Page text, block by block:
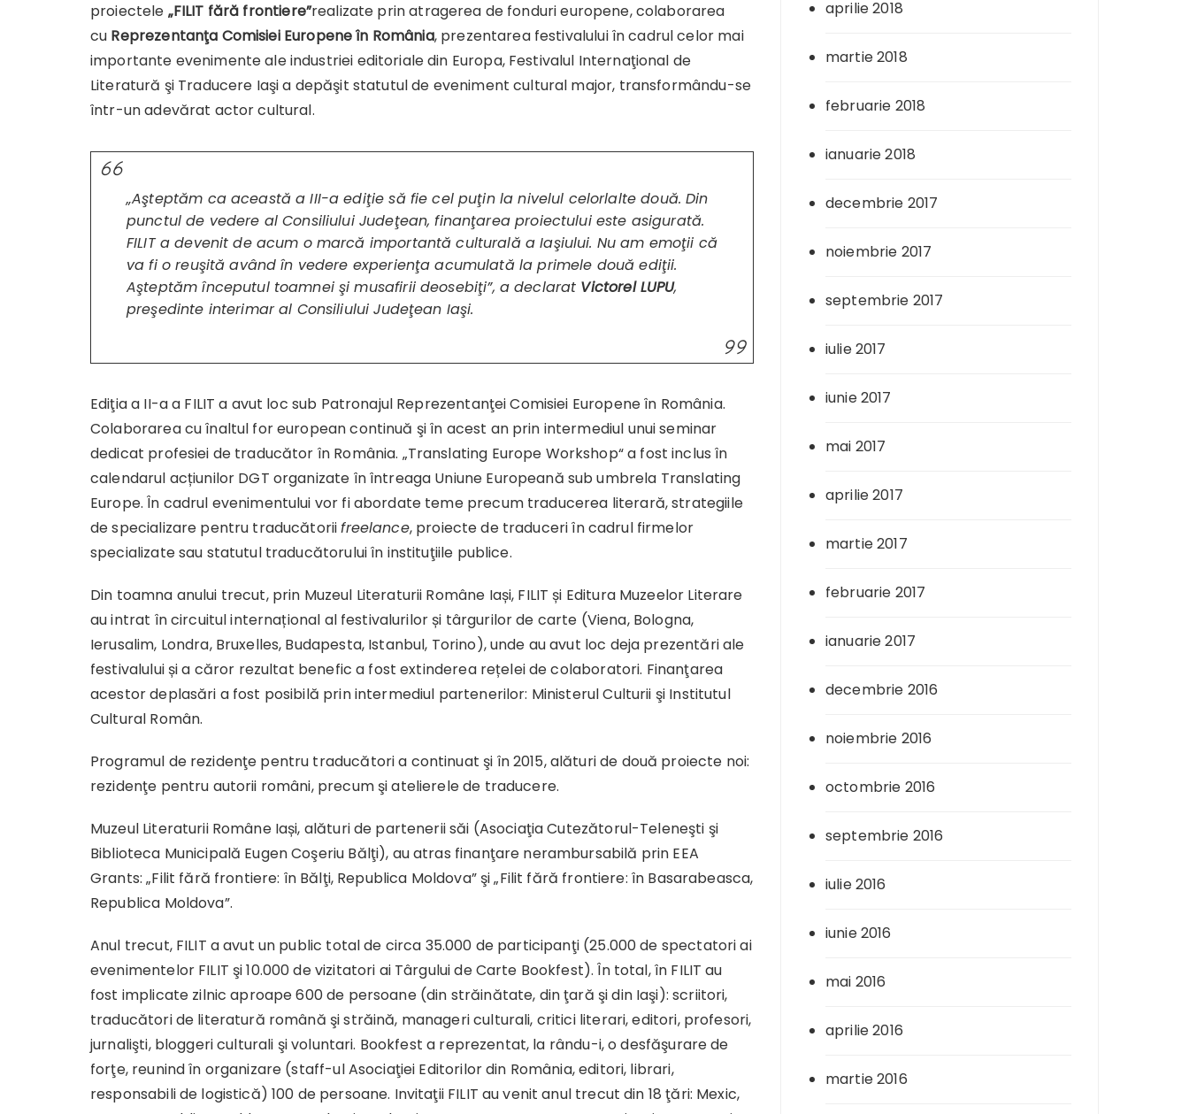
proiectele „FILIT fără frontiere”realizate prin atragerea de fonduri europene, colaborarea
cu Reprezentanţa Comisiei Europene în România, prezentarea festivalului în cadrul celor mai
importante evenimente ale industriei editoriale din Europa, Festivalul Internaţional de
Literatură şi Traducere Iaşi a depăşit statutul de eveniment cultural major, transformându-se
într-un adevărat actor cultural.
„Aşteptăm ca această a III-a ediţie să fie cel puţin la nivelul celorlalte două. Din
punctul de vedere al Consiliului Judeţean, finanţarea proiectului este asigurată.
FILIT a devenit de acum o marcă importantă culturală a Iaşiului. Nu am emoţii că
va fi o reuşită având în vedere experienţa acumulată la primele două ediţii.
Aşteptăm începutul toamnei şi musafirii deosebiţi”, a declarat Victorel LUPU,
preşedinte interimar al Consiliului Judeţean Iaşi.
Ediţia a II-a a FILIT a avut loc sub Patronajul Reprezentanţei Comisiei Europene în România.
Colaborarea cu înaltul for european continuă şi în acest an prin intermediul unui seminar
dedicat profesiei de traducător în România. „Translating Europe Workshop“ a fost inclus în
calendarul acțiunilor DGT organizate în întreaga Uniune Europeană sub umbrela Translating
Europe. În cadrul evenimentului vor fi abordate teme precum traducerea literară, strategiile
de specializare pentru traducătoriifreelance, proiecte de traduceri în cadrul firmelor
specializate sau statutul traducătorului în instituţiile publice.
Din toamna anului trecut, prin Muzeul Literaturii Române Iași, FILIT și Editura Muzeelor Literare
au intrat în circuitul internațional al festivalurilor și târgurilor de carte (Viena, Bologna,
Ierusalim, Londra, Bruxelles, Budapesta, Istanbul, Torino), unde au avut loc deja prezentări ale
festivalului și a căror rezultat benefic a fost extinderea rețelei de colaboratori. Finanţarea
acestor deplasări a fost posibilă prin intermediul partenerilor: Ministerul Culturii şi Institutul
Cultural Român.
Programul de rezidenţe pentru traducători a continuat şi în 2015, alături de două proiecte noi:
rezidenţe pentru autorii români, precum şi atelierele de traducere.
Muzeul Literaturii Române Iași, alături de partenerii săi (Asociaţia Cutezătorul-Teleneşti şi
Biblioteca Municipală Eugen Coşeriu Bălţi), au atras finanţare nerambursabilă prin EEA
Grants: „Filit fără frontiere: în Bălţi, Republica Moldova” şi „Filit fără frontiere: în Basarabeasca,
Republica Moldova”.
Anul trecut, FILIT a avut un public total de circa 35.000 de participanţi (25.000 de spectatori ai
evenimentelor FILIT şi 10.000 de vizitatori ai Târgului de Carte Bookfest). În total, în FILIT au
fost implicate zilnic aproape 600 de persoane (din străinătate, din ţară şi din Iaşi): scriitori,
traducători de literatură română şi străină, manageri culturali, critici literari, editori, profesori,
jurnalişti, bloggeri culturali şi voluntari. Bookfest a reprezentat, la rându-i, o desfăşurare de
forţe, reunind în organizare (staff-ul Asociaţiei Editorilor din România, editori, librari,
responsabili de logistică) 100 de persoane. Invitaţii FILIT au venit anul trecut din 18 ţări: Mexic,
aprilie 2018
martie 2018
februarie 2018
ianuarie 2018
decembrie 2017
noiembrie 2017
septembrie 2017
iulie 2017
iunie 2017
mai 2017
aprilie 2017
martie 2017
februarie 2017
ianuarie 2017
decembrie 2016
noiembrie 2016
octombrie 2016
septembrie 2016
iulie 2016
iunie 2016
mai 2016
aprilie 2016
martie 2016